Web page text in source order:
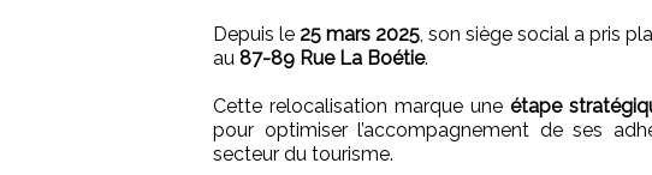
Depuis le 25 mars 2025, son siège social a pris
au 87-89 Rue La Boétie.
Cette relocalisation marque uneétape
pour optimiser l’accompagnement de ses
secteur du tourisme.